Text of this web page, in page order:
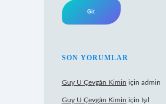
SON YORUMLAR
Guy U Çevgân Kimin için admin
Guy U Çevgân Kimin için Işıl